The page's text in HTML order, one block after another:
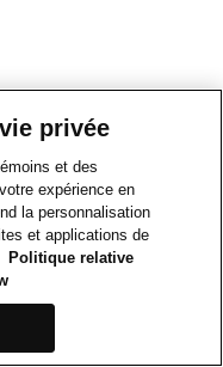
privée
et des
expérience en
la personnalisation
et applications de
Politique relative